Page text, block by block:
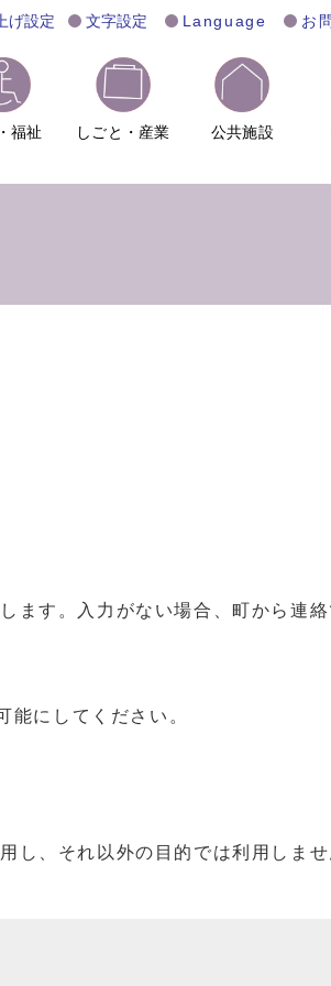
げ設定 文字設定 Language お
福祉 しごと・産業 公共施設
ます。入力がない場合、町から連
にしてください。
し、それ以外の目的では利用しませ